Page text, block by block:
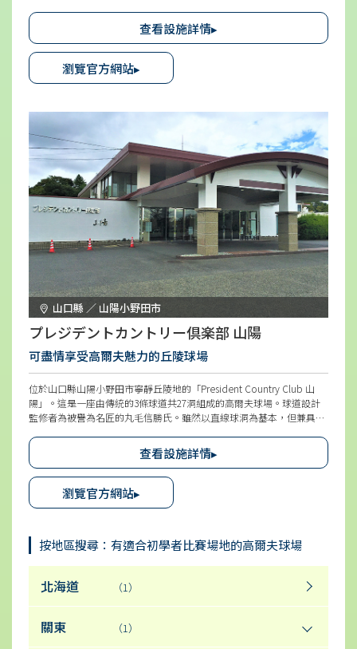
戰。此外，也會設定「女子応援DAY」，女性高爾夫球手也經常造訪。
引進電磁感應式球車，移動方便令人高興。
查看設施詳情▸
瀏覽官方網站▸
山口縣 ／ 山陽小野田市
プレジデントカントリー倶楽部 山陽
可盡情享受高爾夫魅力的丘陵球場
位於山口縣山陽小野田市寧靜丘陵地的「President Country Club 山
陽」。這是一座由傳統的3條球道共27洞組成的高爾夫球場。球道設計
監修者為被譽為名匠的丸毛信勝氏。雖然以直線球洞為基本，但兼具布
查看設施詳情▸
瀏覽官方網站▸
按地區搜尋：有適合初學者比賽場地的高爾夫球場
北海道 （1）
關東 （1）